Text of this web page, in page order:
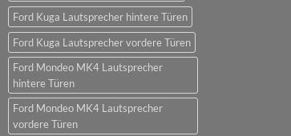
Ford Kuga Lautsprecher hintere Türen
Ford Kuga Lautsprecher vordere Türen
Ford Mondeo MK4 Lautsprecher
hintere Türen
Ford Mondeo MK4 Lautsprecher
vordere Türen